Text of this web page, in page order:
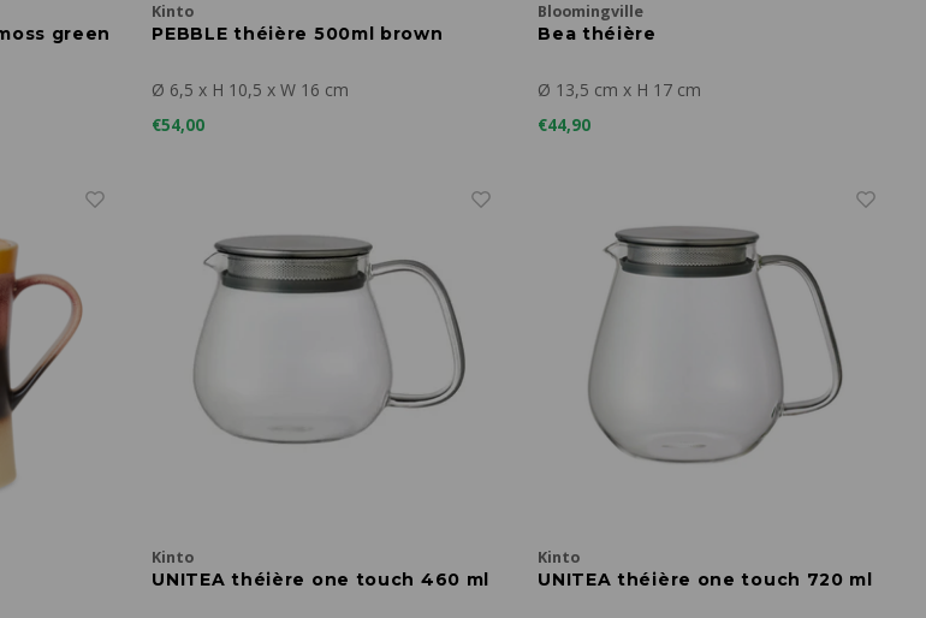
green
Kinto
PEBBLE théière 500ml brown
Ø 6,5 x H 10,5 x W 16 cm
€54,00
Bloomingville
Bea théière
Ø 13,5 cm x H 17 cm
€44,90
Kinto
UNITEA théière one touch 460 ml
Kinto
UNITEA théière one touch 720 ml